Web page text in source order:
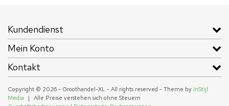
Kundendienst
Mein Konto
Kontakt
Copyright © 2026 - Groothandel-XL - All rights reserved - Theme by InStijl
Media
|
Alle Preise verstehen sich ohne Steuern